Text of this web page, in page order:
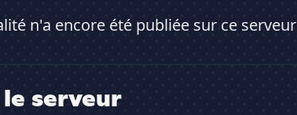
n'a encore été publiée sur ce serveur
serveur